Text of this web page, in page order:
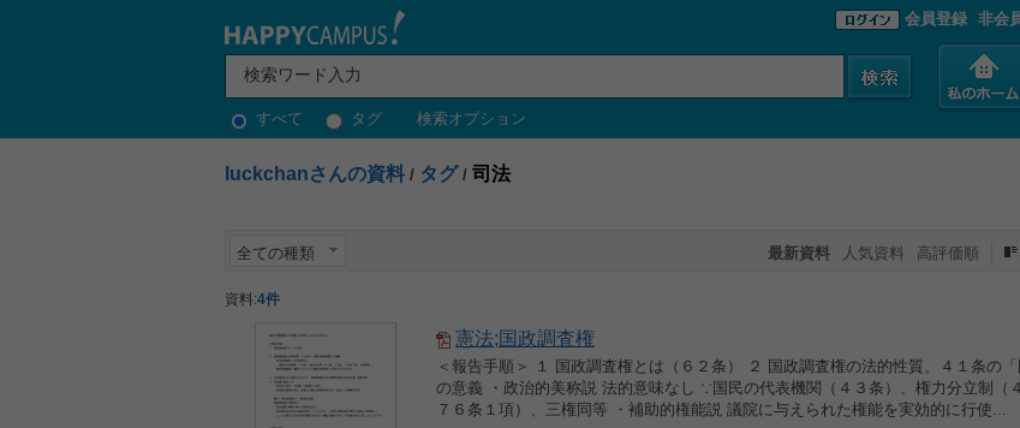
すべて タグ 検索オプション
会員登録 非会
luckchanさんの資料 / タグ / 司法
全ての種類 最新資料 人気資料 高評価順
資料:4件
憲法;国政調査権
＜報告手順＞ １ 国政調査権とは（６２条） ２ 国政調査権の法的性質、４１条の「
の意義 ・政治的美称説 法的意味なし ∵国民の代表機関（４３条）、権力分立制（
７６条１項）、三権同等 ・補助的権能説 議院に与えられた権能を実効的に行使...